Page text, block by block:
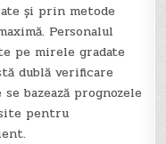
și prin metode
Personalul
pe mirele gradate
dublă verificare
bazează prognozele
pentru